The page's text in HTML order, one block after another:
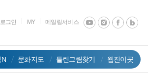
로그인 MY 메일링서비스
N 문화지도 틀린그림찾기 웹진이곳